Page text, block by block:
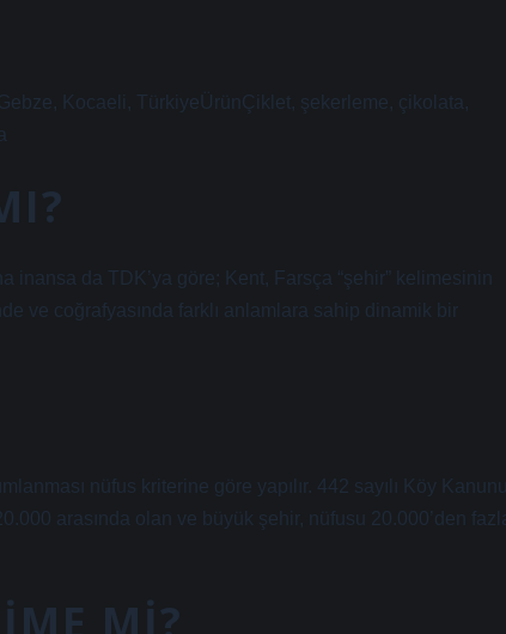
Kocaeli, TürkiyeÜrünÇiklet, şekerleme, çikolata,
inansa da TDK’ya göre; Kent, Farsça “şehir” kelimesinin
ve coğrafyasında farklı anlamlara sahip dinamik bir
nüfus kriterine göre yapılır. 442 sayılı Köy
arasında olan ve büyük şehir, nüfusu 20.000’den
MI?